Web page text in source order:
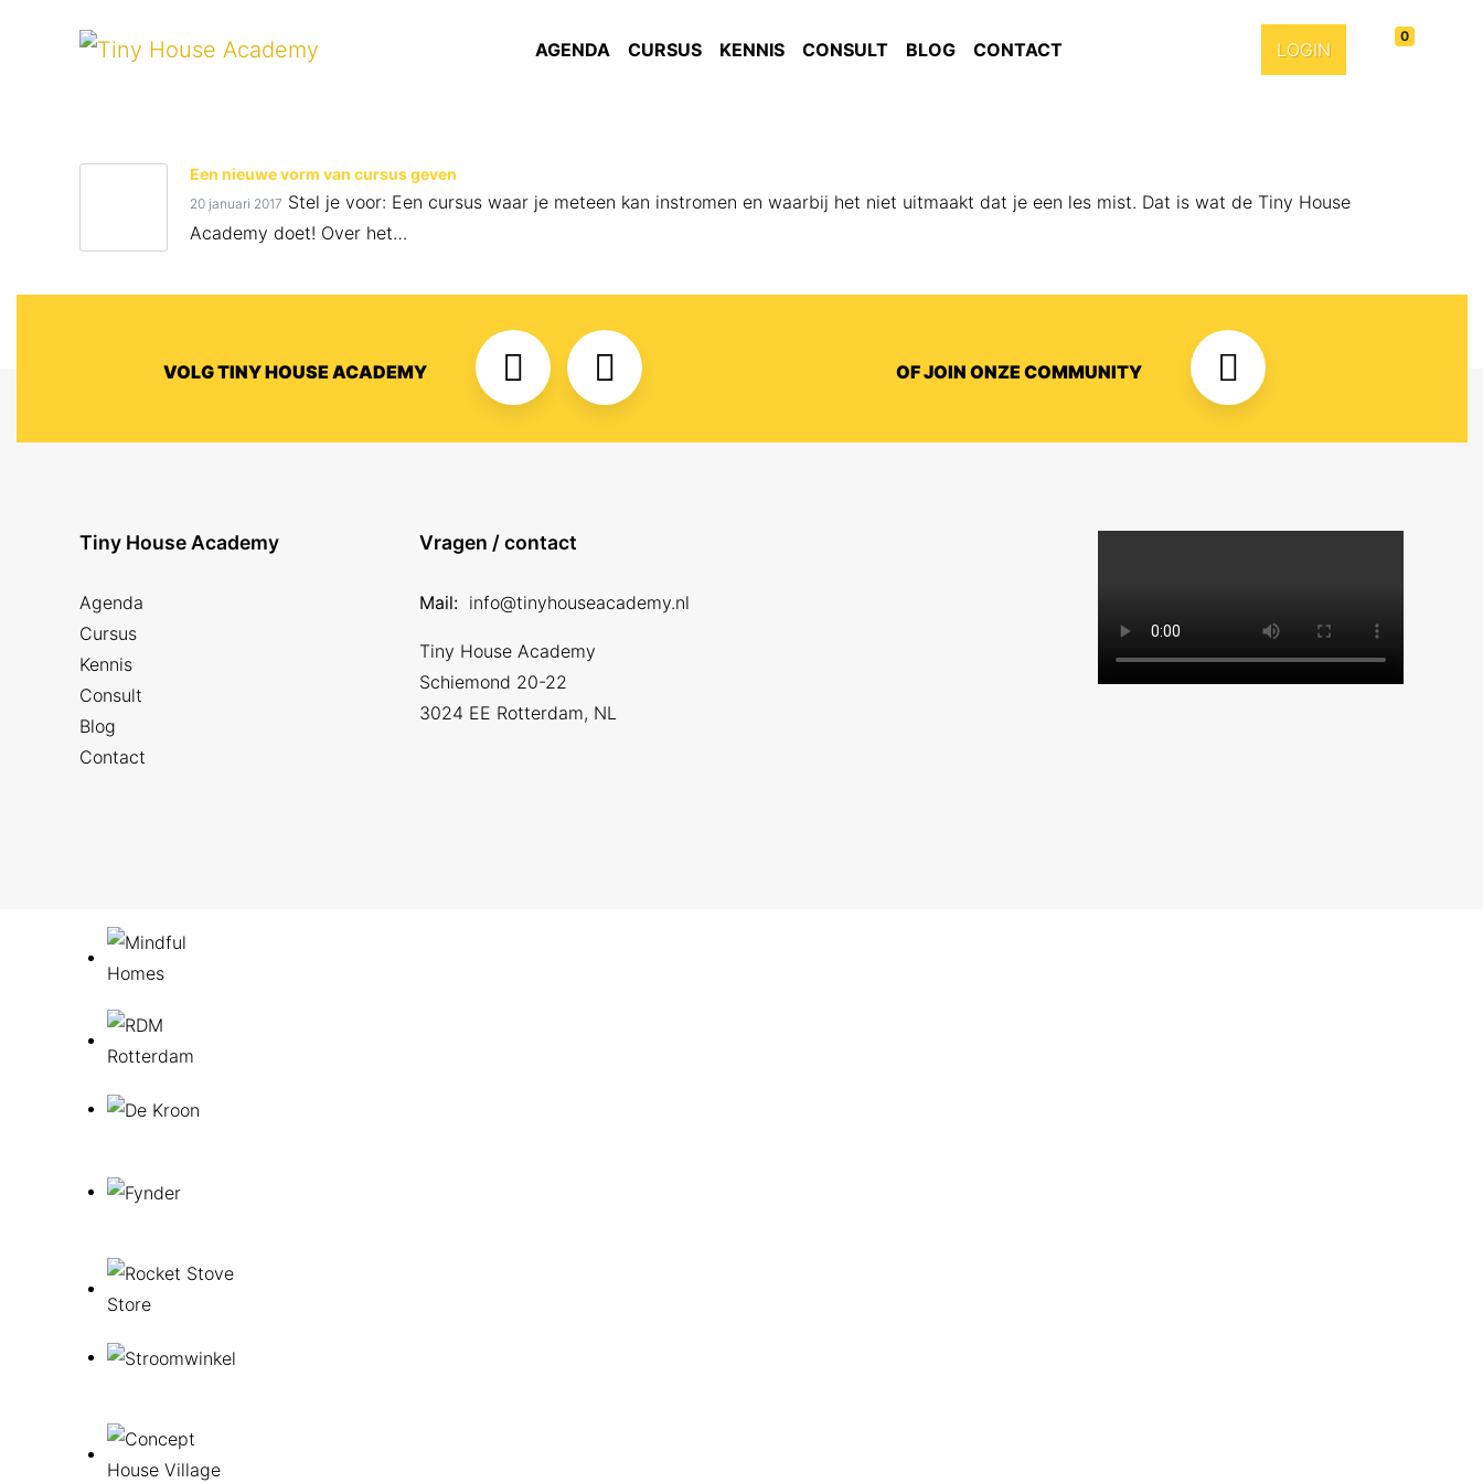
AGENDA CURSUS KENNIS CONSULT BLOG CONTACT LOGIN
0
Een nieuwe vorm van cursus geven
20 januari 2017 Stel je voor: Een cursus waar je meteen kan instromen en waarbij het niet uitmaakt dat je een les mist. Dat is wat de Tiny House
Academy doet! Over het…
VOLG TINY HOUSE ACADEMY OF JOIN ONZE COMMUNITY
Tiny House Academy
Agenda
Cursus
Kennis
Consult
Blog
Contact
Vragen / contact
Mail: info@tinyhouseacademy.nl
Tiny House Academy
Schiemond 20-22
3024 EE Rotterdam, NL